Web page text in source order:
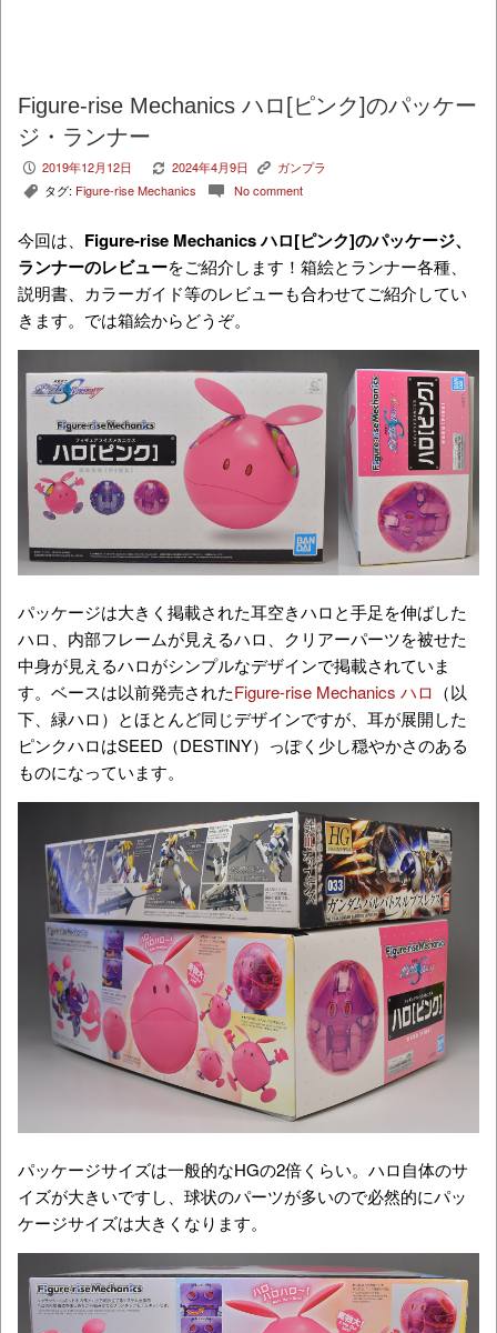
Figure-rise Mechanics ハロ[ピンク]のパッケー
ジ・ランナー
P 2019年12月12日 V 2024年4月9日 K ガンプラ
, タグ: Figure-rise Mechanics c No comment
今回は、 Figure-rise Mechanics ハロ[ピンク]のパッケージ、
ランナーのレビューをご紹介します！箱絵とランナー各種、
説明書、カラーガイド等のレビューも合わせてご紹介してい
きます。では箱絵からどうぞ。
パッケージは大きく掲載された耳空きハロと手足を伸ばした
ハロ、内部フレームが見えるハロ、クリアーパーツを被せた
中身が見えるハロがシンプルなデザインで掲載されていま
す。ベースは以前発売されたFigure-rise Mechanics ハロ （以
下、緑ハロ）とほとんど同じデザインですが、耳が展開した
ピンクハロはSEED（DESTINY）っぽく少し穏やかさのある
ものになっています。
パッケージサイズは一般的なHGの2倍くらい。ハロ自体のサ
イズが大きいですし、球状のパーツが多いので必然的にパッ
ケージサイズは大きくなります。